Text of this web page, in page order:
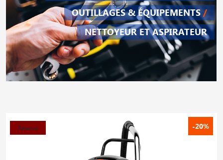
OUTILLAGES & ÉQUIPEMENTS /
NETTOYEUR ET ASPIRATEUR
-20%
Réservé